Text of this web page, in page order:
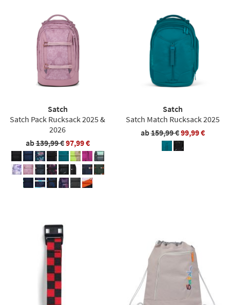
Satch
Satch Pack Rucksack 2025 &
2026
ab139,99 €97,99 €
Satch
Satch Match Rucksack 2025
ab159,99 €99,99 €